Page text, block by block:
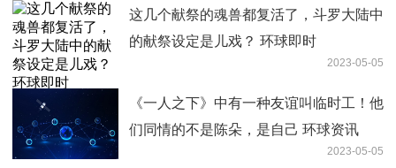
这几个献祭的魂兽都复活了，斗罗大陆中
的献祭设定是儿戏？ 环球即时
2023-05-05
《一人之下》中有一种友谊叫临时工！他
们同情的不是陈朵，是自己 环球资讯
2023-05-05